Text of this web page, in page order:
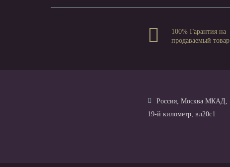
100% Гарантия на
продаваемый товар
Россия, Москва МКАД,
19-й километр, вл20с1